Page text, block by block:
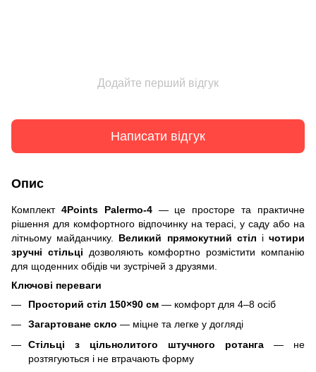
Додайте перший відгук
Написати відгук
Опис
Комплект 4Points Palermo-4— це просторе та практичне
рішення для комфортного відпочинку на терасі, у саду або на
літньому майданчику. Великий прямокутний стіл ічотири
зручні стільці дозволяють комфортно розмістити компанію
для щоденних обідів чи зустрічей з друзями.
Ключові переваги
Просторий стіл 150×90 см — комфорт для 4–8 осіб
Загартоване скло — міцне та легке у догляді
Стільці з цільнолитого штучного ротанга — не
розтягуються і не втрачають форму